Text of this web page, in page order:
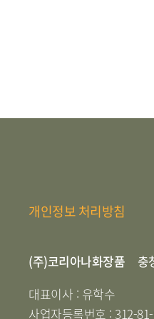
개인정보 처리방침
(주)코리아나화장품
충
대표이사 : 유학수
사업자등록번호 : 312-